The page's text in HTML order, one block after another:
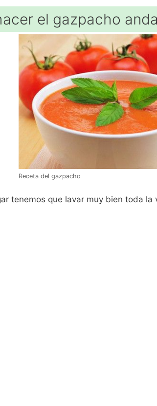
el gazpacho
Receta del gazpacho
tenemos que lavar muy bien toda la